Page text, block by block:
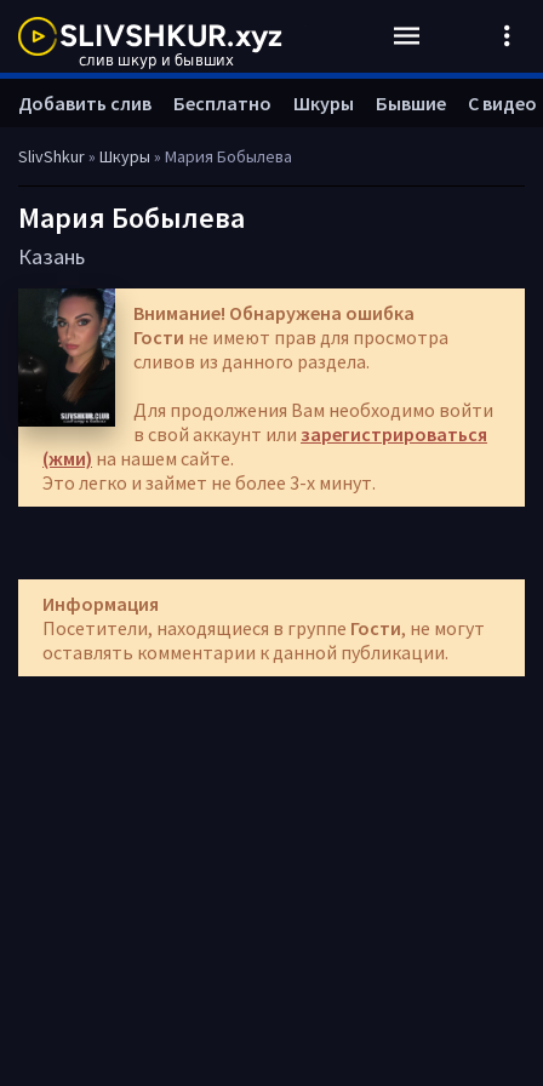
SlivShkur» Шкуры » Мария Бобылева
Мария Бобылева
Казань
Внимание! Обнаружена ошибка
Гости не имеют прав для просмотра
сливов из данного раздела.
Для продолжения Вам необходимо войти
в свой аккаунт или зарегистрироваться
(жми) на нашем сайте.
Это легко и займет не более 3-х минут.
Информация
Посетители, находящиеся в группе Гости, не могут
оставлять комментарии к данной публикации.
Добавить слив Бесплатно Шкуры Бывшие С видео